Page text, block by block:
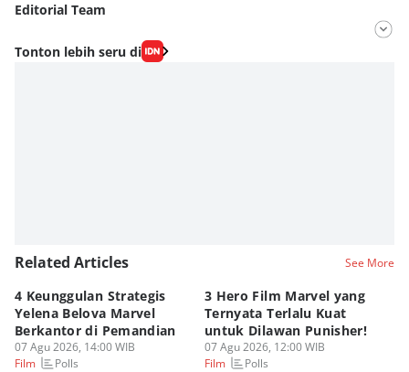
Editorial Team
Editor
Fahrul Razi Uni Nurullah
Tonton lebih seru di
Related Articles See More
4 Keunggulan Strategis
Yelena Belova Marvel
Berkantor di Pemandian
07 Agu 2026, 14:00 WIB
Film
Polls
3 Hero Film Marvel yang
Ternyata Terlalu Kuat
untuk Dilawan Punisher!
07 Agu 2026, 12:00 WIB
Film
Polls